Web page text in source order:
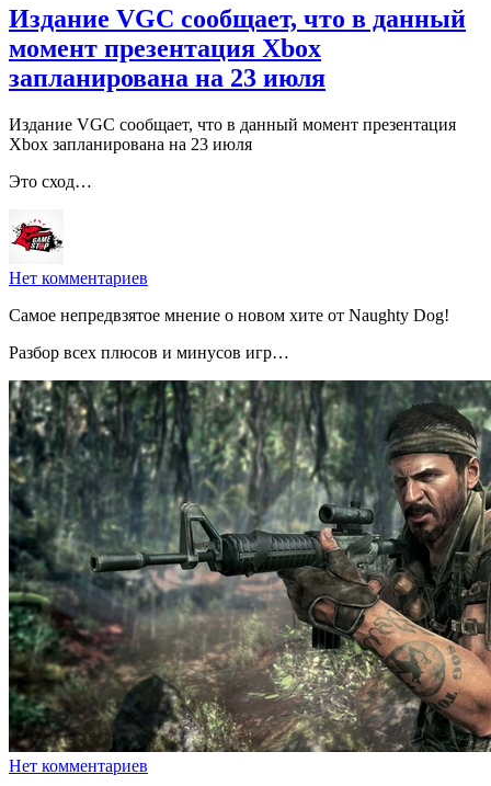
Издание VGC сообщает, что в данный
момент презентация Xbox
запланирована на 23 июля
Издание VGC сообщает, что в данный момент презентация
Xbox запланирована на 23 июля
Это сход…
Нет комментариев
Самое непредвзятое мнение о новом хите от Naughty Dog!
Разбор всех плюсов и минусов игр…
Нет комментариев